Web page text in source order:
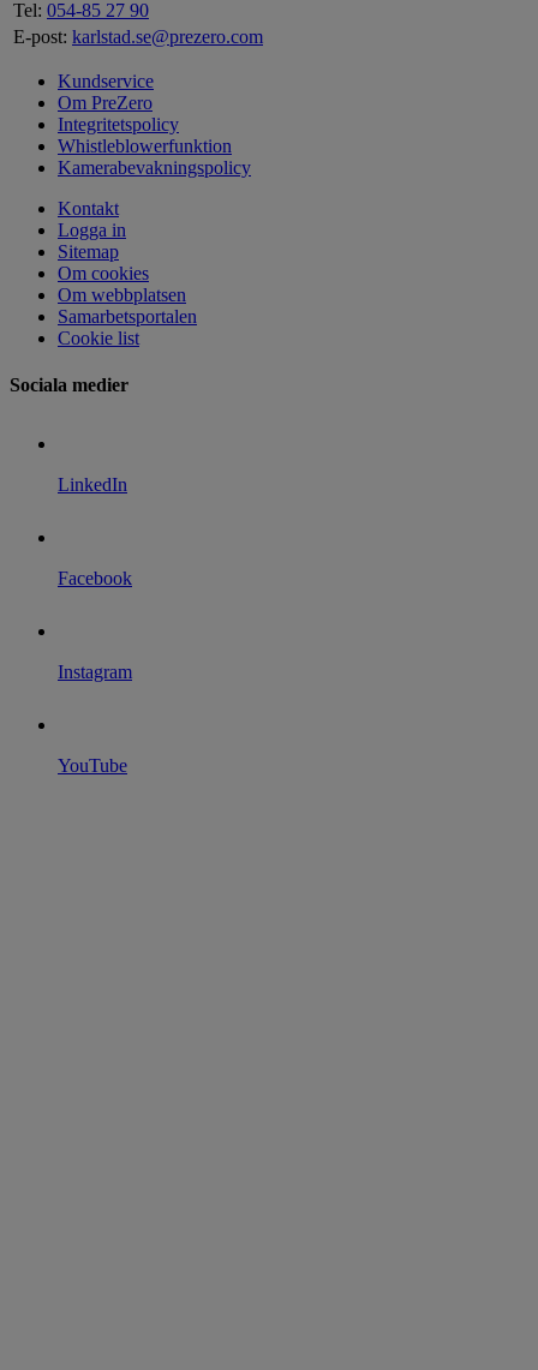
Tel: 054-85 27 90
E-post: karlstad.se@prezero.com
Kundservice
Om PreZero
Integritetspolicy
Whistleblowerfunktion
Kamerabevakningspolicy
Kontakt
Logga in
Sitemap
Om cookies
Om webbplatsen
Samarbetsportalen
Cookie list
Sociala medier
LinkedIn
Facebook
Instagram
YouTube